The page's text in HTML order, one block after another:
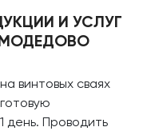
И УСЛУГ
винтовых сваях
день. Проводить